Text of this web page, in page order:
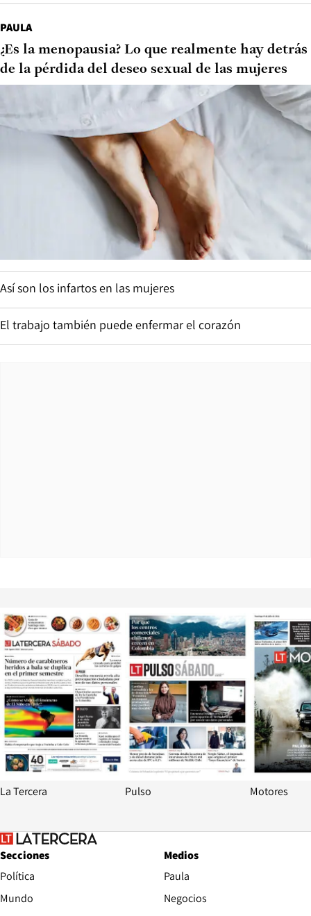
PAULA
¿Es la menopausia? Lo que realmente hay detrás
de la pérdida del deseo sexual de las mujeres
Así son los infartos en las mujeres
El trabajo también puede enfermar el corazón
Opens in new window
La Tercera
Opens in
Pulso Motores
Secciones
Política
Mundo
Medios
Paula
Negocios